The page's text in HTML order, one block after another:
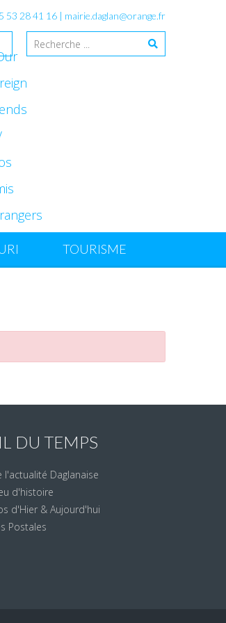
53 28 41 16 | mairie.daglan@orange.fr
TOURISME
DU TEMPS
l'actualité Daglanaise
d'histoire
d'Hier & Aujourd'hui
Postales